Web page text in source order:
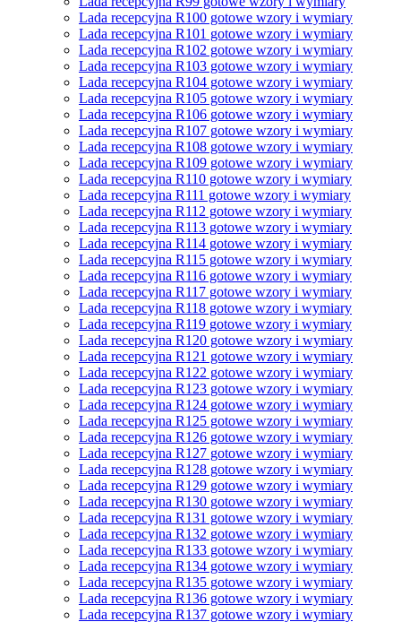
Lada recepcyjna R100 gotowe wzory i wymiary
Lada recepcyjna R101 gotowe wzory i wymiary
Lada recepcyjna R102 gotowe wzory i wymiary
Lada recepcyjna R103 gotowe wzory i wymiary
Lada recepcyjna R104 gotowe wzory i wymiary
Lada recepcyjna R105 gotowe wzory i wymiary
Lada recepcyjna R106 gotowe wzory i wymiary
Lada recepcyjna R107 gotowe wzory i wymiary
Lada recepcyjna R108 gotowe wzory i wymiary
Lada recepcyjna R109 gotowe wzory i wymiary
Lada recepcyjna R110 gotowe wzory i wymiary
Lada recepcyjna R111 gotowe wzory i wymiary
Lada recepcyjna R112 gotowe wzory i wymiary
Lada recepcyjna R113 gotowe wzory i wymiary
Lada recepcyjna R114 gotowe wzory i wymiary
Lada recepcyjna R115 gotowe wzory i wymiary
Lada recepcyjna R116 gotowe wzory i wymiary
Lada recepcyjna R117 gotowe wzory i wymiary
Lada recepcyjna R118 gotowe wzory i wymiary
Lada recepcyjna R119 gotowe wzory i wymiary
Lada recepcyjna R120 gotowe wzory i wymiary
Lada recepcyjna R121 gotowe wzory i wymiary
Lada recepcyjna R122 gotowe wzory i wymiary
Lada recepcyjna R123 gotowe wzory i wymiary
Lada recepcyjna R124 gotowe wzory i wymiary
Lada recepcyjna R125 gotowe wzory i wymiary
Lada recepcyjna R126 gotowe wzory i wymiary
Lada recepcyjna R127 gotowe wzory i wymiary
Lada recepcyjna R128 gotowe wzory i wymiary
Lada recepcyjna R129 gotowe wzory i wymiary
Lada recepcyjna R130 gotowe wzory i wymiary
Lada recepcyjna R131 gotowe wzory i wymiary
Lada recepcyjna R132 gotowe wzory i wymiary
Lada recepcyjna R133 gotowe wzory i wymiary
Lada recepcyjna R134 gotowe wzory i wymiary
Lada recepcyjna R135 gotowe wzory i wymiary
Lada recepcyjna R136 gotowe wzory i wymiary
Lada recepcyjna R137 gotowe wzory i wymiary